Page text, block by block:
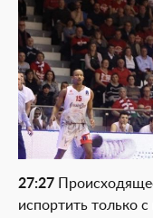
27:27
испортить только